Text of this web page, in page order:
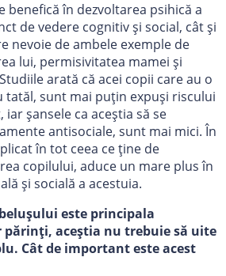
benefică în dezvoltarea psihică a
de vedere cognitiv și social, cât și
nevoie de ambele exemple de
lui, permisivitatea mamei și
arată că acei copii care au o
tatăl, sunt mai puțin expuși riscului
șansele ca aceștia să se
antisociale, sunt mai mici. În
în tot ceea ce ține de
copilului, aduce un mare plus în
și socială a acestuia.
este principala
părinți, aceștia nu trebuie să uite
Cât de important este acest